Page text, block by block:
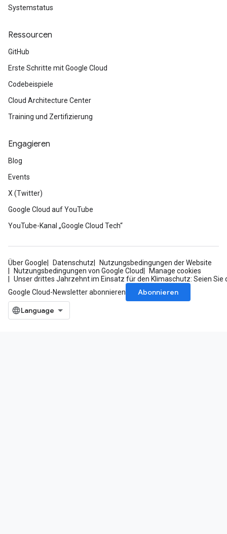
Systemstatus
Ressourcen
GitHub
Erste Schritte mit Google Cloud
Codebeispiele
Cloud Architecture Center
Training und Zertifizierung
Engagieren
Blog
Events
X (Twitter)
Google Cloud auf YouTube
YouTube-Kanal „Google Cloud Tech“
Über Google Datenschutz
Nutzungsbedingungen der Website
Nutzungsbedingungen von Google Cloud
Manage cookies
Unser drittes Jahrzehnt im Einsatz für den Klimaschutz: Seien Sie
Google Cloud-Newsletter abonnieren
Abonnieren